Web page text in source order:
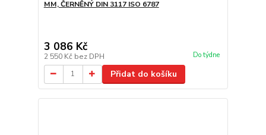
MM, ČERNĚNÝ DIN 3117 ISO 6787
3 086 Kč
2 550 Kč bez DPH Do týdne
Přidat do košíku